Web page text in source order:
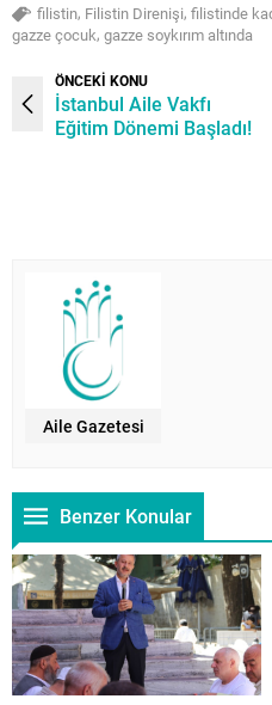
filistin, Filistin Direnişi, filistinde
gazze çocuk, gazze soykırım altında
ÖNCEKİ KONU
İstanbul Aile Vakfı
Eğitim Dönemi Başladı!
Aile Gazetesi
Benzer Konular